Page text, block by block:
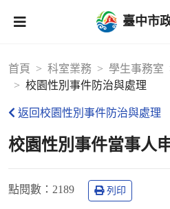
臺中市
首頁 科室業務 學生事務室
校園性別事件防治與處理
返回校園性別事件防治與處理
校園性別事件當事人
點閱數 ：2189 列印